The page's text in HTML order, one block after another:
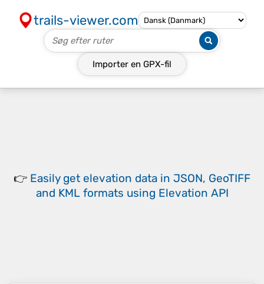
trails-viewer.com
Importer en GPX-fil
👉 Easily get elevation data in JSON, GeoTIFF
and KML formats using Elevation API